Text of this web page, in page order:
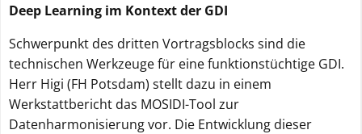
Deep Learning im Kontext der GDI
Schwerpunkt des dritten Vortragsblocks sind die
technischen Werkzeuge für eine funktionstüchtige GDI.
Herr Higi (FH Potsdam) stellt dazu in einem
Werkstattbericht das MOSIDI-Tool zur
Datenharmonisierung vor. Die Entwicklung dieser